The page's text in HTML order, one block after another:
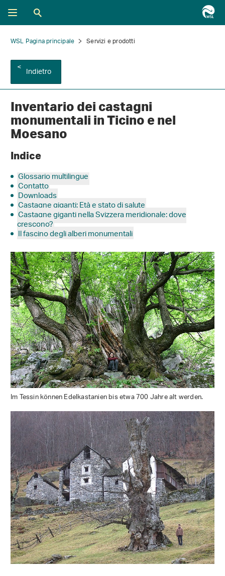
WSL Pagina principale Servizi e prodotti
Indietro
Inventario dei castagni
monumentali in Ticino e nel
Moesano
Indice
Glossario multilingue
Contatto
Downloads
Castagne giganti: Età e stato di salute
Castagne giganti nella Svizzera meridionale: dove
crescono?
Il fascino degli alberi monumentali
Im Tessin können Edelkastanien bis etwa 700 Jahre alt werden.